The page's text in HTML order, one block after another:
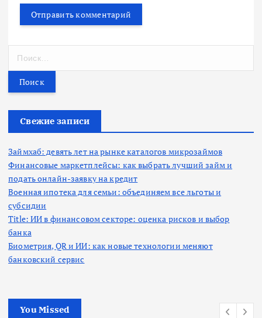
т
Свежие записи
Займхаб: девять лет на рынке каталогов микрозаймов
Финансовые маркетплейсы: как выбрать лучший займ и
подать онлайн-заявку на кредит
Военная ипотека для семьи: объединяем все льготы и
субсидии
Title: ИИ в финансовом секторе: оценка рисков и выбор
банка
Биометрия, QR и ИИ: как новые технологии меняют
банковский сервис
You Missed